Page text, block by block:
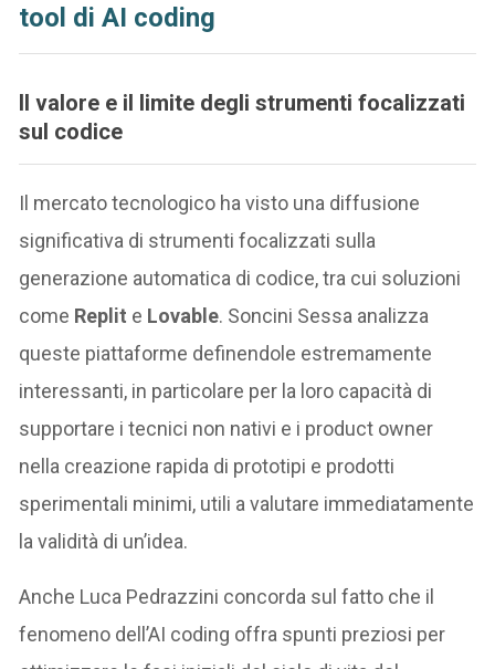
tool di AI coding
Il valore e il limite degli strumenti focalizzati
sul codice
Il mercato tecnologico ha visto una diffusione
significativa di strumenti focalizzati sulla
generazione automatica di codice, tra cui soluzioni
come Replit e Lovable. Soncini Sessa analizza
queste piattaforme definendole estremamente
interessanti, in particolare per la loro capacità di
supportare i tecnici non nativi e i product owner
nella creazione rapida di prototipi e prodotti
sperimentali minimi, utili a valutare immediatamente
la validità di un’idea.
Anche Luca Pedrazzini concorda sul fatto che il
fenomeno dell’AI coding offra spunti preziosi per